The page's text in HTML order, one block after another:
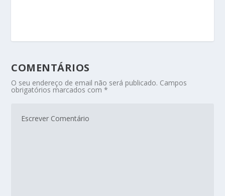
COMENTÁRIOS
O seu endereço de email não será publicado. Campos
obrigatórios marcados com*